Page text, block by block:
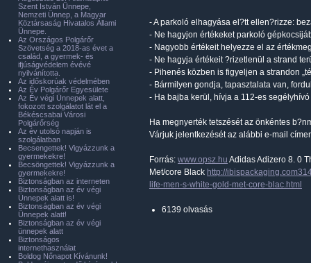
- A parkoló elhagyása el?tt ellen?rizze:
- Ne hagyjon értékeket parkoló
- Nagyobb értékeit helyezze el az
- Ne hagyja értékeit ?rizetlenül a strand
- Pihenés közben is figyeljen a strandon
- Bármilyen gondja, tapasztalata van,
- Ha bajba kerül, hívja a 112-es
Ha megnyerték tetszését az önkéntes
Várjuk jelentkezését az alábbi e-mail
Forrás: www.opsz.hu Adidas Adizero 8. 0
Met/core Black http://
life-men-s-white-gold-met-core-blac.html
6139 olvasás
Szent István Ünnepe,
Nemzeti Ünnep, a Magyar
Köztársaság Hivatalos Állami
Ünnepe.
Az Országos Polgárőr
Szövetség a 2018-as évet a
család, a gyermek- és
ifjúságvédelem évévé
nyilvánította.
Az időskorúak védelmében
Az Év Polgárőr Egyesülete
Az Év végi Ünnepek alatt,
fokozott szolgálatot lát el a
Békéscsabai Városi
Polgárőrség
Az év utolsó napján is
szolgálatban
Becsengettek! Vigyázzunk a
gyermekekre!
Becsöngettek! Vigyázzunk a
gyermekekre!
Biztonságban az interneten
Biztonságban az év végi
Ünnepek alatt is!
Biztonságban az év végi
Ünnepek alatt!
Biztonságban az év végi
ünnepek alatt
Biztonságos
internethasználat
Boldog Nőnapot Kívánunk!